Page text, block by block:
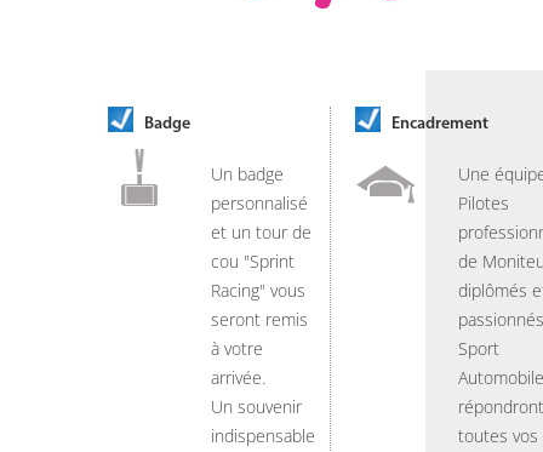
Badge
Un badge
personnalisé
et un tour de
cou "Sprint
Racing" vous
seront remis
à votre
arrivée.
Un souvenir
indispensable
Encadrement
Une
Pilotes
de
diplômés
Sport
Automobile
toutes vos